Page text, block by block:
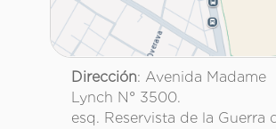
Dirección: Avenida Madame
Lynch N° 3500.
esq. Reservista de la Guerra